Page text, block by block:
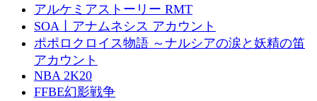
アルケミアストーリー RMT
SOA丨アナムネシス アカウント
ポポロクロイス物語 ～ナルシアの涙と妖精の笛
アカウント
NBA 2K20
FFBE幻影戦争